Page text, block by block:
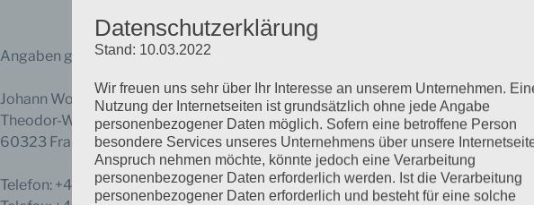
Angaben gem. § 5 TMG.
Johann Wolfgang Goethe-Universität
Theodor-W.-Adorno-Platz 1
60323 Frankfurt am Main
Telefon: +49 (0) 69 / 798-0
Datenschutzerklärung
Stand: 10.03.2022
Wir freuen uns sehr über Ihr Interesse an unserem Unternehmen.
Nutzung der Internetseiten ist grundsätzlich ohne jede Angabe
personenbezogener Daten möglich. Sofern eine betroffene Person
besondere Services unseres Unternehmens über unsere
Anspruch nehmen möchte, könnte jedoch eine Verarbeitung
personenbezogener Daten erforderlich werden. Ist die Verarbeitung
personenbezogener Daten erforderlich und besteht für eine solche